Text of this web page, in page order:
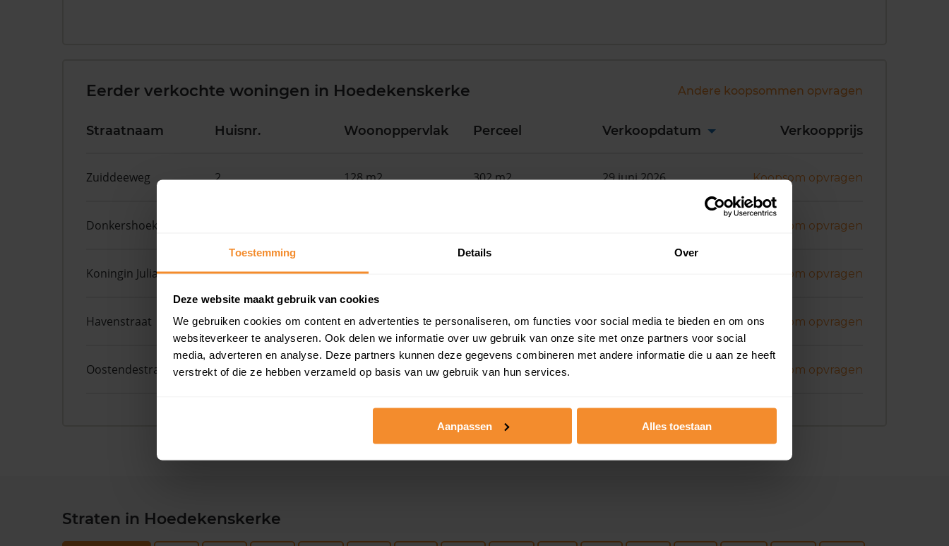
Toestemming Details Over
Deze website maakt gebruik van cookies
We gebruiken cookies om content en advertenties te personaliseren, om functies voor social media te bieden en om ons
websiteverkeer te analyseren. Ook delen we informatie over uw gebruik van onze site met onze partners voor social
media, adverteren en analyse. Deze partners kunnen deze gegevens combineren met andere informatie die u aan ze heeft
verstrekt of die ze hebben verzameld op basis van uw gebruik van hun services.
Aanpassen Alles toestaan
Eerder verkochte woningen in Hoedekenskerke Andere koopsommen opvragen
Straatnaam Huisnr. Woonoppervlak Perceel Verkoopdatum Verkoopprijs
Zuiddeeweg 2 128 m2 302 m2 29 juni 2026 Koopsom opvragen
Donkershoekstraat Koopsom opvragen
Koningin Julianastraat 8 66 m2 Koopsom opvragen
Havenstraat 1 216 m2 460 m2 20 april 2026 Koopsom opvragen
Oostendestraat 25 138 m2 257 m2 Koopsom opvragen
Straten in Hoedekenskerke